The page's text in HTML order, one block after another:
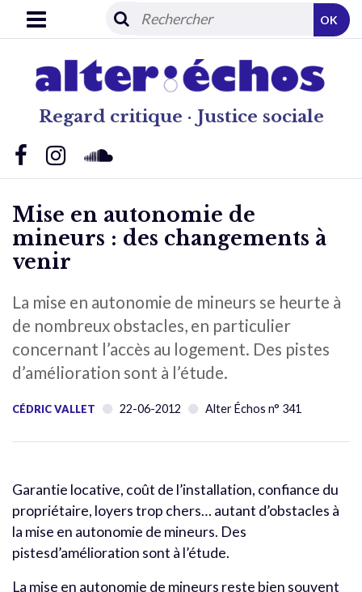
Regard critique · Justice sociale
OK
Mise en autonomie de
mineurs : des changements à
venir
La mise en autonomie de mineurs se heurte à
de nombreux obstacles, en particulier
concernant l’accès au logement. Des pistes
d’amélioration sont à l’étude.
CÉDRIC VALLET 22-06-2012 Alter Échos n° 341
Garantie locative, coût de l’installation, confiance du
propriétaire, loyers trop chers… autant d’obstacles à
la mise en autonomie de mineurs. Des
pistesd’amélioration sont à l’étude.
La mise en autonomie de mineurs reste bien souvent